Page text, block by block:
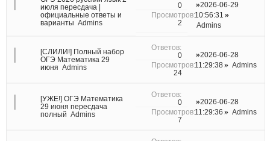
июля пересдача |
официальные ответы и
варианты Admins
0
2
2026-06-29
10:56:31
Admins
[СЛИЛИ!] Полный набор
ОГЭ Математика 29
июня Admins
0
24
2026-06-28
11:29:38
Admins
[УЖЕ!] ОГЭ Математика
29 июня пересдача
полный Admins
0
7
2026-06-28
11:29:36
Admins